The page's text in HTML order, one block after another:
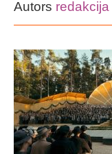
Autors redakcija